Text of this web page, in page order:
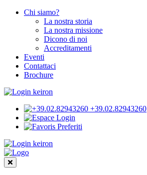
Chi siamo?
La nostra storia
La nostra missione
Dicono di noi
Accreditamenti
Eventi
Contattaci
Brochure
+39.02.82943260
Login
Preferiti